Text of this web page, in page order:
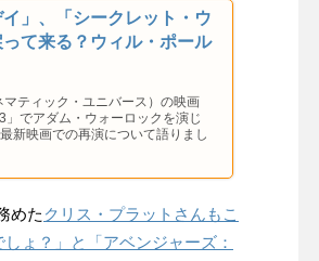
」、「シークレット・ウ
て来る？ウィル・ポール
ティック・ユニバース）の映画
」でアダム・ウォーロックを演じ
新映画での再演について語りまし
めた クリス・プラットさんもこ
ょ？」と「アベンジャーズ：